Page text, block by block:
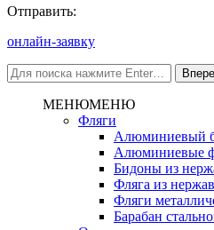
Отправить:
онлайн-заявку
МЕНЮМЕНЮ
Фляги
Алюминиевый
Алюминиевые
Бидоны из
Фляга из
Фляги
Барабан